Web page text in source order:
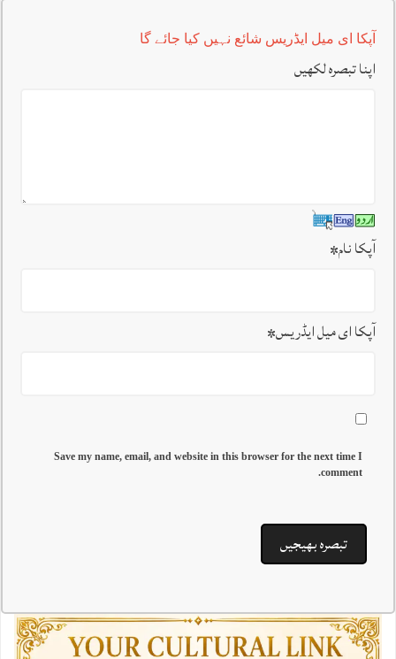
آپکا ای میل ایڈریس شائع نہیں کیا جائے گا
اپنا تبصرہ لکھیں
آپکا نام*
آپکا ای میل ایڈریس*
Save my name, email, and website in this browser for the next time I
comment.